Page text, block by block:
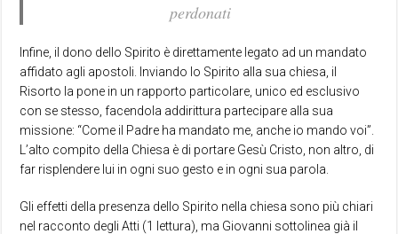
perdonati
Infine, il dono dello Spirito è direttamente legato ad un mandato
affidato agli apostoli. Inviando lo Spirito alla sua chiesa, il
Risorto la pone in un rapporto particolare, unico ed esclusivo
con se stesso, facendola addirittura partecipare alla sua
missione: “Come il Padre ha mandato me, anche io mando voi”.
L’alto compito della Chiesa è di portare Gesù Cristo, non altro, di
far risplendere lui in ogni suo gesto e in ogni sua parola.
Gli effetti della presenza dello Spirito nella chiesa sono più chiari
nel racconto degli Atti (1 lettura), ma Giovanni sottolinea già il